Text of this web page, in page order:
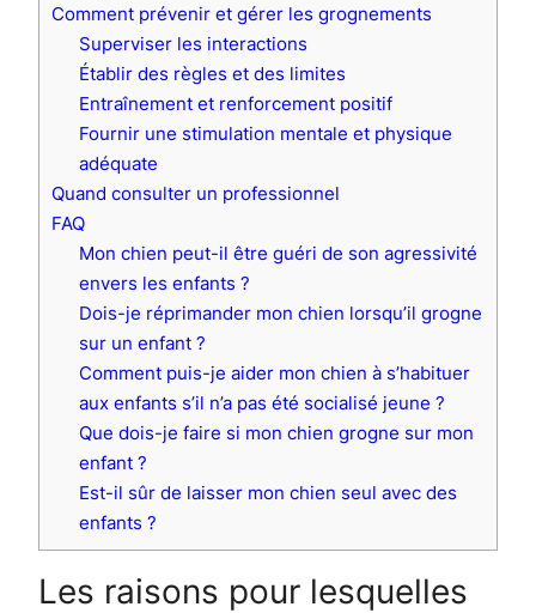
Comment prévenir et gérer les grognements
Superviser les interactions
Établir des règles et des limites
Entraînement et renforcement positif
Fournir une stimulation mentale et physique
adéquate
Quand consulter un professionnel
FAQ
Mon chien peut-il être guéri de son agressivité
envers les enfants ?
Dois-je réprimander mon chien lorsqu’il grogne
sur un enfant ?
Comment puis-je aider mon chien à s’habituer
aux enfants s’il n’a pas été socialisé jeune ?
Que dois-je faire si mon chien grogne sur mon
enfant ?
Est-il sûr de laisser mon chien seul avec des
enfants ?
Les raisons pour lesquelles